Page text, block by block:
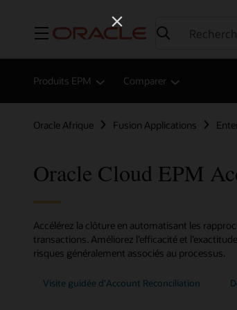
Menu
Produits EPM Comparer
Oracle Afrique Fusion Applications
Oracle Cloud EPM
Accélérez la clôture en automatisant les
transactions. Améliorez l’efficacité et
risques généralement associés au processus.
Visite guidée d'Account Reconciliation